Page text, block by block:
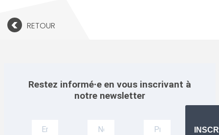
< RETOUR
Restez informé·e en vous inscrivant à
notre newsletter